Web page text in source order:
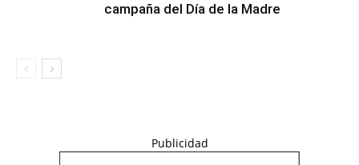
campaña del Día de la Madre
Publicidad